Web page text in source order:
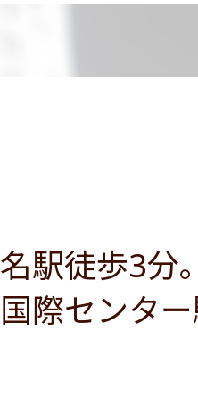
名駅徒歩3分。
国際センタ